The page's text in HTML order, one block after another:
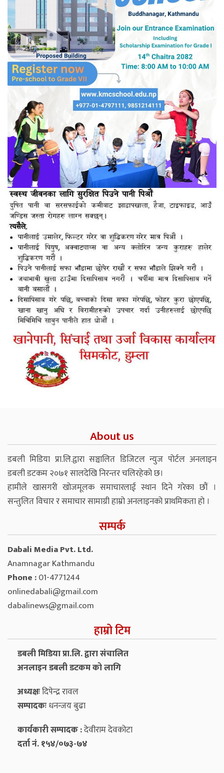
About us
डबली मिडिया प्रा.लि.द्वारा सञ्चालित डिजिटल न्युज पोर्टल अनलाइन
डबली डटकम २०७१ सालदेखि निरन्तर चलिरहेको छ।
हामीले खासगरी खोजमूलक समाचारलाई स्थान दिने गरेका छौं ।
सन्तुलित विचार र समाचार सामाग्री हाम्रो अनलाइनको प्राथमिकता हो ।
सम्पर्क
Dabali Media Pvt. Ltd.
Anamnagar Kathmandu
Phone :01-4771244
onlinedabali@gmail.com
dabalinews@gmail.com
हाम्रो टिम
डबली मिडिया प्रा.लि. द्वारा संचालित
अनलाइन डबली डटकम को लागि
अध्यक्षःदिपेन्द्र रावल
सम्पादकःधनन्‍जय बुढा
कार्यकारी सम्पादक :देवीराम देवकोटा
दर्ता नं. १५४/०७३-७४